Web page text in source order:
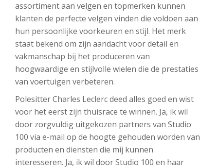
assortiment aan velgen en topmerken kunnen
klanten de perfecte velgen vinden die voldoen aan
hun persoonlijke voorkeuren en stijl. Het merk
staat bekend om zijn aandacht voor detail en
vakmanschap bij het produceren van
hoogwaardige en stijlvolle wielen die de prestaties
van voertuigen verbeteren.
Polesitter Charles Leclerc deed alles goed en wist
voor het eerst zijn thuisrace te winnen. Ja, ik wil
door zorgvuldig uitgekozen partners van Studio
100 via e-mail op de hoogte gehouden worden van
producten en diensten die mij kunnen
interesseren. Ja, ik wil door Studio 100 en haar